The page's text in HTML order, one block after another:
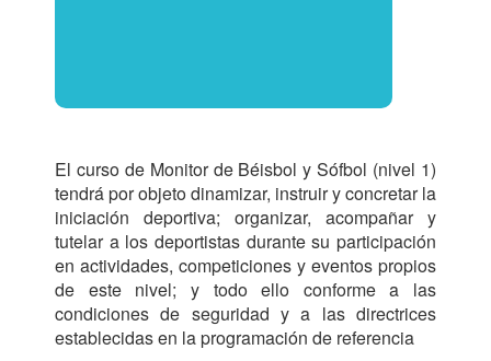
El curso de Monitor de Béisbol y Sófbol (nivel 1)
tendrá por objeto dinamizar, instruir y concretar la
iniciación deportiva; organizar, acompañar y
tutelar a los deportistas durante su participación
en actividades, competiciones y eventos propios
de este nivel; y todo ello conforme a las
condiciones de seguridad y a las directrices